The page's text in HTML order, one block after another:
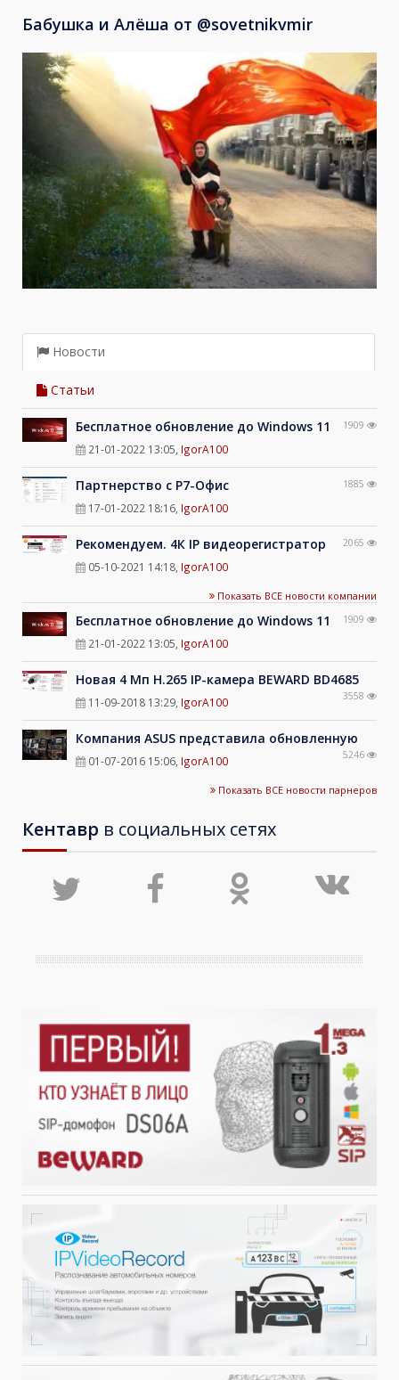
Бабушка и Алёша от @sovetnikvmir
Новости
Статьи
Бесплатное обновление до Windows 11 1909
21-01-2022 13:05, IgorA100
Партнерство с Р7-Офис 1885
17-01-2022 18:16, IgorA100
Рекомендуем. 4К IP видеорегистратор 2065
05-10-2021 14:18, IgorA100
Показать ВСЕ новости компании
Бесплатное обновление до Windows 11 1909
21-01-2022 13:05, IgorA100
Новая 4 Мп H.265 IP-камера BEWARD BD4685
3558
11-09-2018 13:29, IgorA100
Компания ASUS представила обновленную
5246
01-07-2016 15:06, IgorA100
Показать ВСЕ новости парнеров
Кентавр в социальных сетях